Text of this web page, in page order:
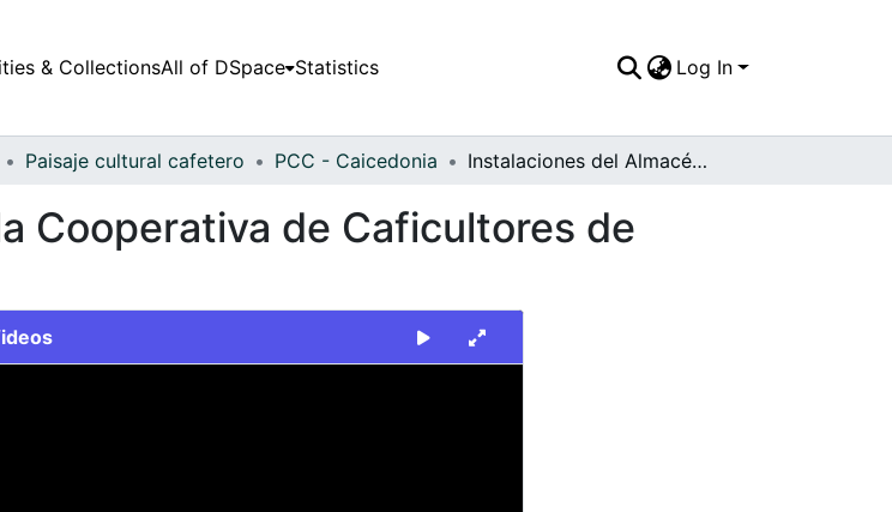
& CollectionsAll of DSpace Statistics Log In
Paisaje cultural cafetero PCC - Caicedonia Instalaciones del Almacén de la Cooperativa de Caficultores de Caicedonia
Cooperativa de Caficultores de